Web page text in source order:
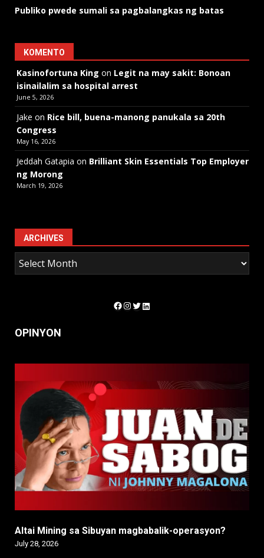
Publiko pwede sumali sa pagbalangkas ng batas
KOMENTO
Kasinofortuna King on Legit na may sakit: Bonoan
isinailalim sa hospital arrest
June 5, 2026
Jake on Rice bill, buena-manong panukala sa 20th
Congress
May 16, 2026
Jeddah Gatapia on Brilliant Skin Essentials Top Employer
ng Morong
March 19, 2026
ARCHIVES
Facebook
Instagram
Twitter
LinkedIn
OPINYON
Altai Mining sa Sibuyan magbabalik-operasyon?
July 28, 2026